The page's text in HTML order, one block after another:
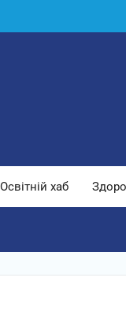
Освітній хаб